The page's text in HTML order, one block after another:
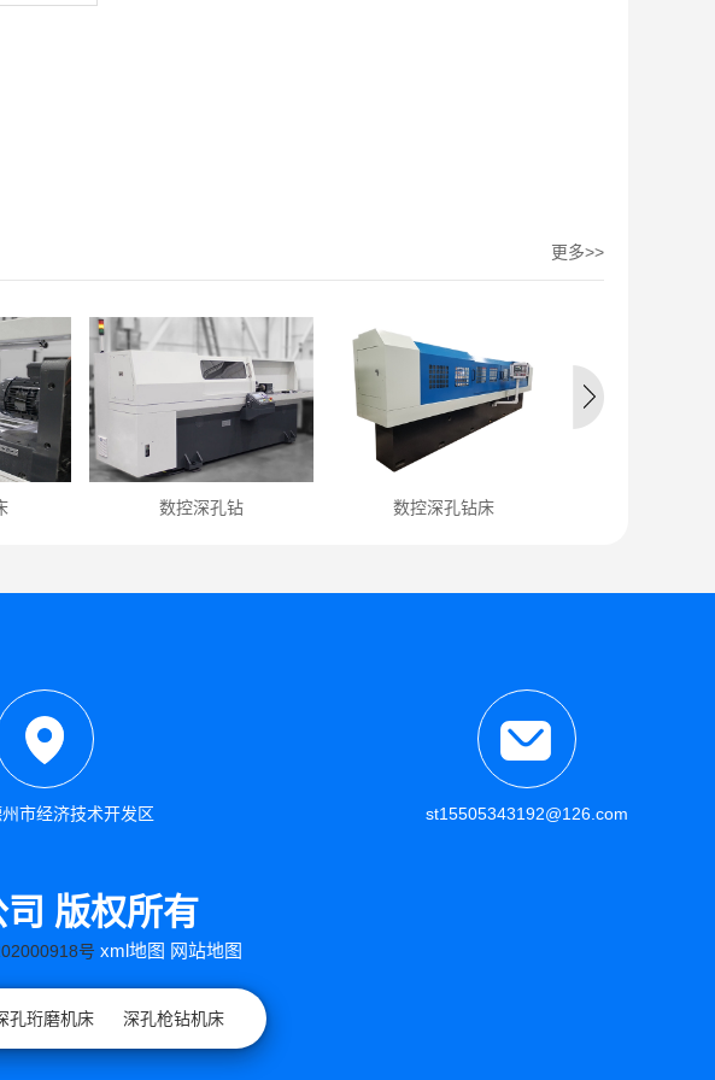
更多>>
数控深孔钻 数控深孔钻床
市经济技术开发区 st15505343192@126.com
版权所有
号 xml地图 网站地图
孔珩磨机床 深孔枪钻机床